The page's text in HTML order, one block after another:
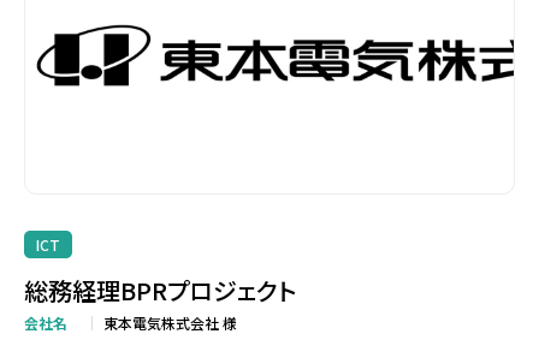
ICT
総務経理BPRプロジェクト
会社名
東本電気株式会社 様